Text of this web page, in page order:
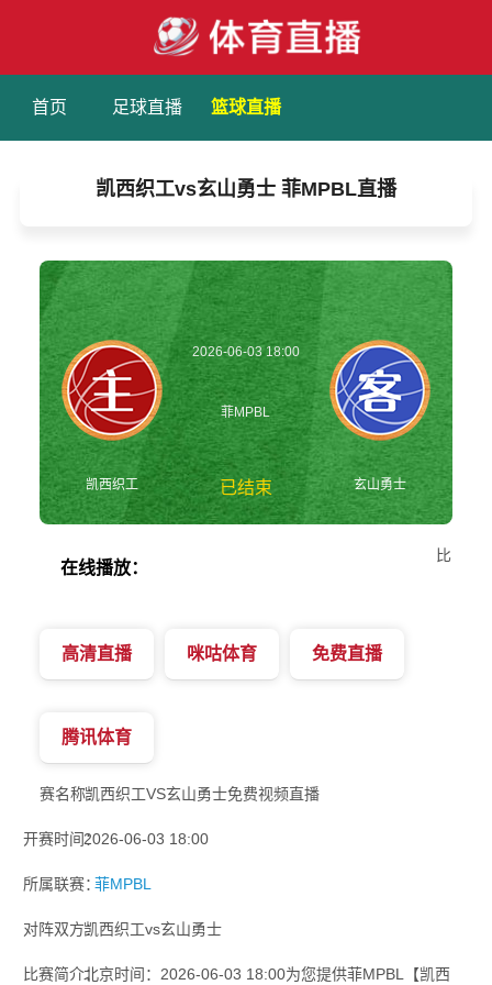
首页 足球直播 篮球直播
凯西织工vs玄山勇士 菲MPBL直播
凯西织工
2026-06-03 18:00
菲MPBL
已结束 玄山勇士
在线播放：
高清直播 咪咕体育 免费直播
腾讯体育
比
赛名称：凯西织工VS玄山勇士免费视频直播
开赛时间：2026-06-03 18:00
所属联赛：菲MPBL
对阵双方：凯西织工vs玄山勇士
比赛简介：北京时间：2026-06-03 18:00为您提供菲MPBL【凯西